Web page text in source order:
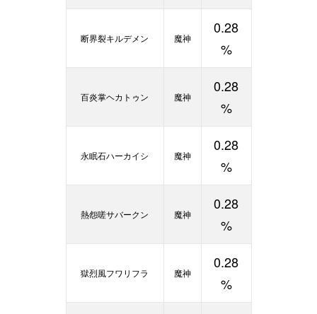
断界裂キルデメン 魔神
0.28
%
百炎掌ヘカトゥン 魔神
0.28
%
永眠石ハーカイシ 魔神
0.28
%
熱怨嗟サバークン 魔神
0.28
%
獄烈風フワリフラ 魔神
0.28
%